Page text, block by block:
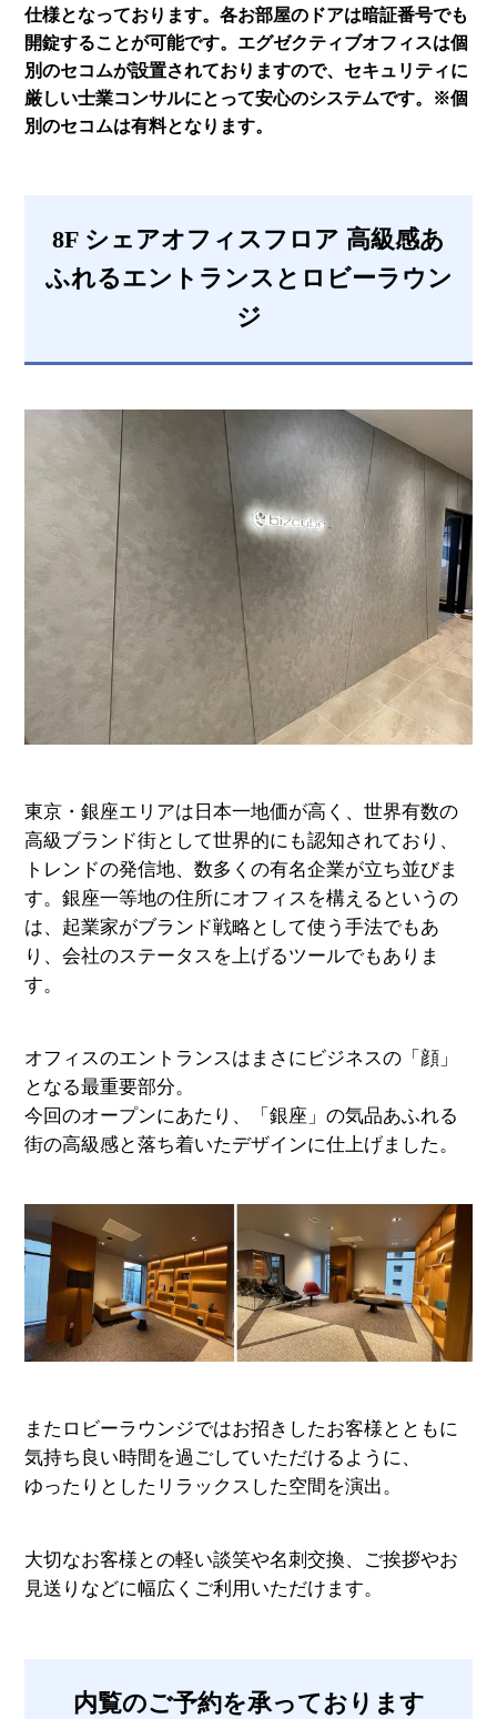
仕様となっております。各お部屋のドアは暗証番号でも
開錠することが可能です。エグゼクティブオフィスは個
別のセコムが設置されておりますので、セキュリティに
厳しい士業コンサルにとって安心のシステムです。※個
別のセコムは有料となります。
8F シェアオフィスフロア 高級感あ
ふれるエントランスとロビーラウン
ジ
東京・銀座エリアは日本一地価が高く、世界有数の
高級ブランド街として世界的にも認知されており、
トレンドの発信地、数多くの有名企業が立ち並びま
す。銀座一等地の住所にオフィスを構えるというの
は、起業家がブランド戦略として使う手法でもあ
り、会社のステータスを上げるツールでもありま
す。
オフィスのエントランスはまさにビジネスの「顔」
となる最重要部分。
今回のオープンにあたり、「銀座」の気品あふれる
街の高級感と落ち着いたデザインに仕上げました。
またロビーラウンジではお招きしたお客様とともに
気持ち良い時間を過ごしていただけるように、
ゆったりとしたリラックスした空間を演出。
大切なお客様との軽い談笑や名刺交換、ご挨拶やお
見送りなどに幅広くご利用いただけます。
内覧のご予約を承っております